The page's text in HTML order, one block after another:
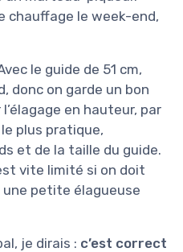
chauffage le week-end,
le guide de 51 cm,
donc on garde un bon
en hauteur, par
le plus pratique,
et de la taille du guide.
vite limité si on doit
une petite élagueuse
je dirais : c’est correct